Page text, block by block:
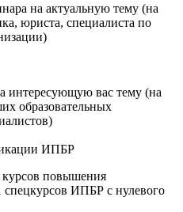
на актуальную тему (на
юриста, специалиста по
интересующую вас тему (на
образовательных
ИПБР
курсов повышения
ИПБР с нулевого